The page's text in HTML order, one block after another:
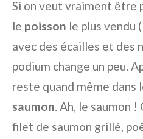
Si on veut vraiment être
le poisson le plus vendu
avec des écailles et des
podium change un peu.
reste quand même dans
saumon. Ah, le saumon !
filet de saumon grillé,